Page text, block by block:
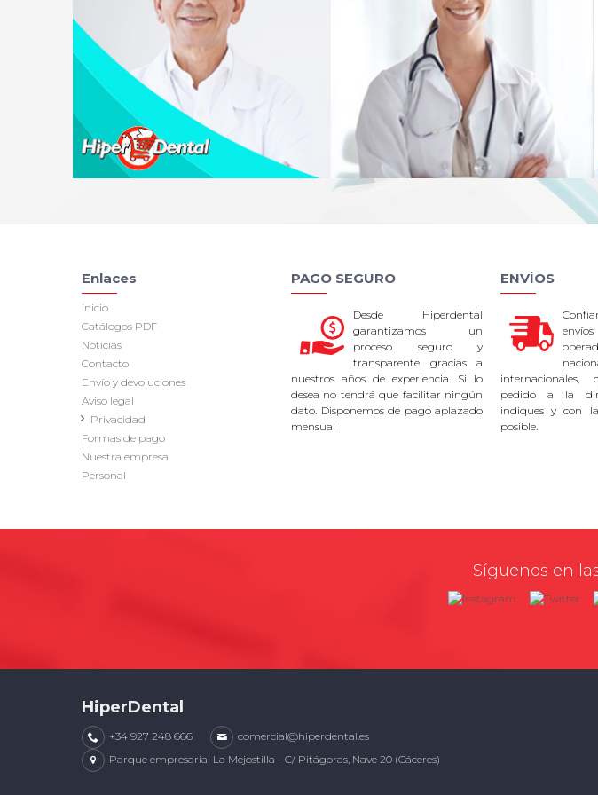
Enlaces
Inicio
Catálogos PDF
Noticias
Contacto
Envío y devoluciones
Aviso legal
Privacidad
Formas de pago
Nuestra empresa
Personal
PAGO SEGURO
Desde Hiperdental
garantizamos un
proceso seguro y
transparente gracias a
nuestros años de experiencia. Si lo
desea no tendrá que facilitar ningún
dato. Disponemos de pago aplazado
mensual
ENVÍOS
pedido a la
indiques y con
posible.
Síguenos en
HiperDental
+34 927 248 666
comercial@hiperdental.es
Parque empresarial La Mejostilla - C/ Pitágoras, Nave 20 (Cáceres)